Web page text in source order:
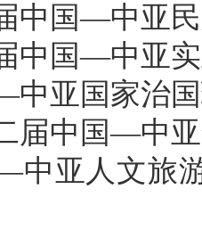
中国—中亚
中国—中亚
中亚国家治
届中国—中
中亚人文旅